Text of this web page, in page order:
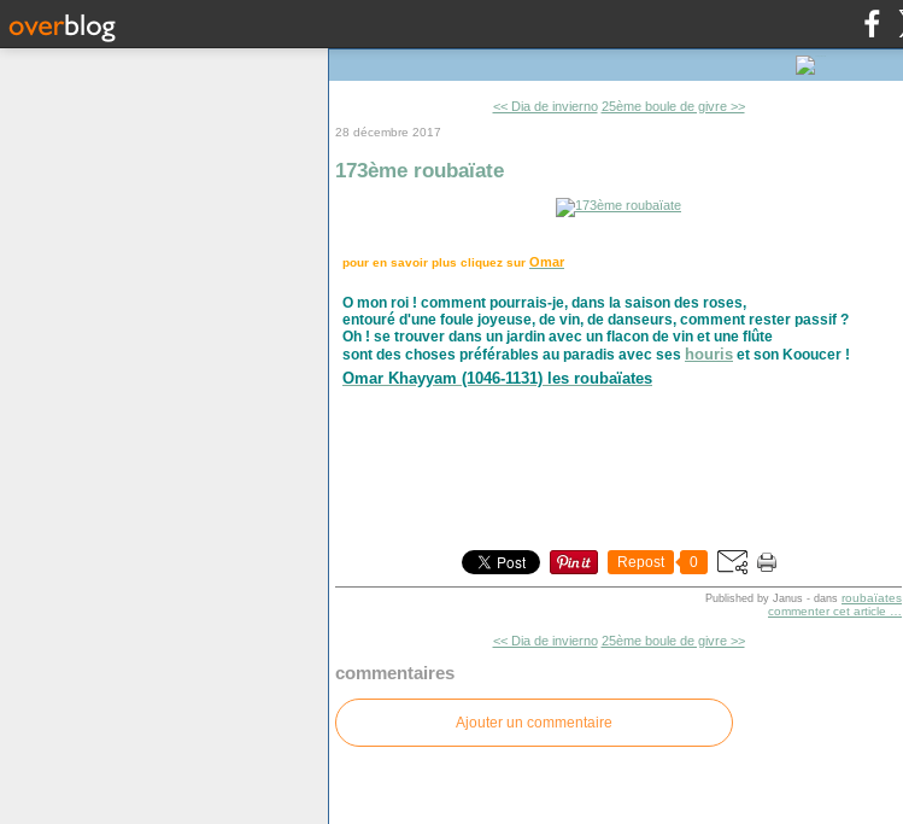
<< Dia de invierno 25ème boule de givre >>
28 décembre 2017
173ème roubaïate
pour en savoir plus cliquez sur Omar
O mon roi ! comment pourrais-je, dans la saison des roses,
entouré d'une foule joyeuse, de vin, de danseurs, comment rester passif ?
Oh ! se trouver dans un jardin avec un flacon de vin et une flûte
sont des choses préférables au paradis avec ses houris et son Kooucer !
Omar Khayyam (1046-1131) les roubaïates
Repost 0
Published by Janus - dans roubaïates
commenter cet article
<< Dia de invierno 25ème boule de givre >>
commentaires
Ajouter un commentaire